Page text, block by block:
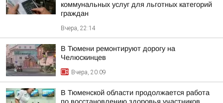
коммунальных услуг для льготных категорий
граждан
Вчера, 22:14
В Тюмени ремонтируют дорогу на
Челюскинцев
Вчера, 20:09
В Тюменской области продолжается работа